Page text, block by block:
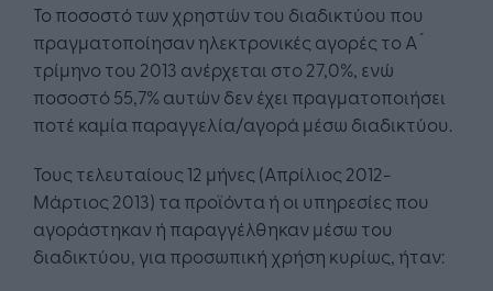
Το ποσοστό των χρηστών του διαδικτύου που
πραγματοποίησαν ηλεκτρονικές αγορές το Α ́
τρίμηνο του 2013 ανέρχεται στο 27,0%, ενώ
ποσοστό 55,7% αυτών δεν έχει πραγματοποιήσει
ποτέ καμία παραγγελία/αγορά μέσω διαδικτύου.
Τους τελευταίους 12 μήνες (Απρίλιος 2012-
Μάρτιος 2013) τα προϊόντα ή οι υπηρεσίες που
αγοράστηκαν ή παραγγέλθηκαν μέσω του
διαδικτύου, για προσωπική χρήση κυρίως, ήταν: